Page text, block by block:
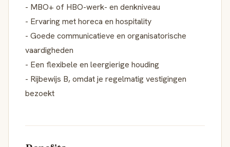
- MBO+ of HBO-werk- en denkniveau
- Ervaring met horeca en hospitality
- Goede communicatieve en organisatorische
vaardigheden
- Een flexibele en leergierige houding
- Rijbewijs B, omdat je regelmatig vestigingen
bezoekt